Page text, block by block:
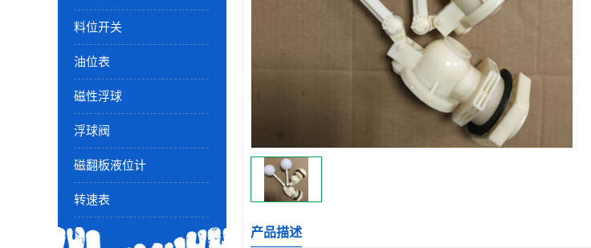
料位开关
油位表
磁性浮球
浮球阀
磁翻板液位计
转速表
产品描述